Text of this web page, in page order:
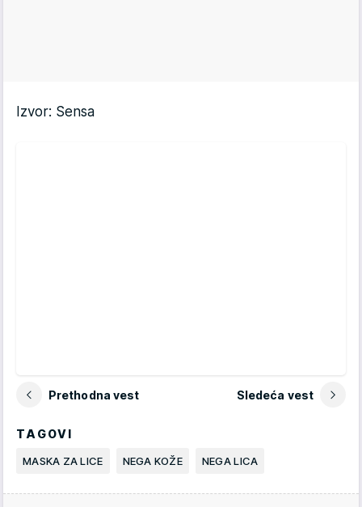
Izvor: Sensa
Prethodna vest Sledeća vest
TAGOVI
MASKA ZA LICE NEGA KOŽE NEGA LICA